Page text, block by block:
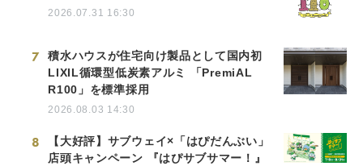
2026.07.31 16:30
7
積水ハウスが住宅向け製品として国内初
LIXIL循環型低炭素アルミ 「PremiAL
R100」を標準採用
2026.08.03 14:30
8
【大好評】サブウェイ×「はぴだんぶい」
店頭キャンペーン 『はぴサブサマー！』